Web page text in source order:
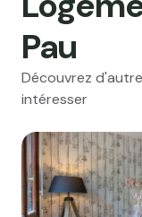
Pau
Découvrez
intéresser